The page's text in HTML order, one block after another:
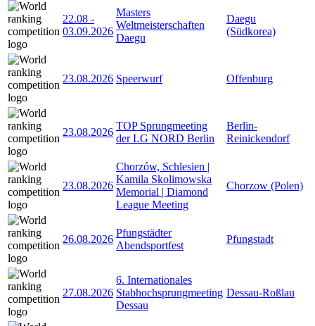
22.08 -
03.09.2026
Masters
Weltmeisterschaften
Daegu
Daegu
(Südkorea)
23.08.2026 Speerwurf Offenburg
23.08.2026
TOP Sprungmeeting
der LG NORD Berlin
Berlin-
Reinickendorf
23.08.2026
Chorzów, Schlesien |
Kamila Skolimowska
Memorial | Diamond
League Meeting
Chorzow (Polen)
26.08.2026
Pfungstädter
Abendsportfest
Pfungstadt
27.08.2026
6. Internationales
Stabhochsprungmeeting
Dessau
Dessau-Roßlau